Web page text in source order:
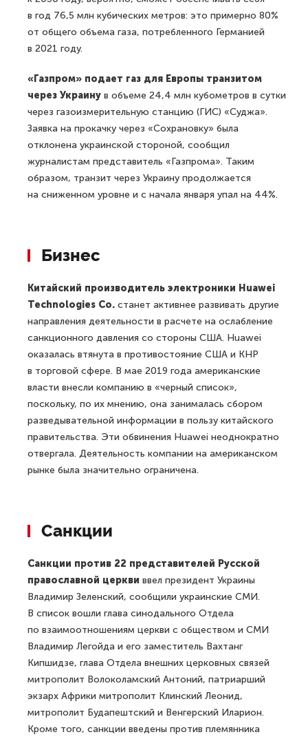
в год 76,5 млн кубических метров: это примерно 80%
от общего объема газа, потребленного Германией
в 2021 году.
«Газпром» подает газ для Европы транзитом
через Украину в объеме 24,4 млн кубометров в сутки
через газоизмерительную станцию (ГИС) «Суджа».
Заявка на прокачку через «Сохрановку» была
отклонена украинской стороной, сообщил
журналистам представитель «Газпрома». Таким
образом, транзит через Украину продолжается
на сниженном уровне и с начала января упал на 44%.
Бизнес
Китайский производитель электроники Huawei
Technologies Co. станет активнее развивать другие
направления деятельности в расчете на ослабление
санкционного давления со стороны США. Huawei
оказалась втянута в противостояние США и КНР
в торговой сфере. В мае 2019 года американские
власти внесли компанию в «черный список»,
поскольку, по их мнению, она занималась сбором
разведывательной информации в пользу китайского
правительства. Эти обвинения Huawei неоднократно
отвергала. Деятельность компании на американском
рынке была значительно ограничена.
Санкции
Санкции против 22 представителей Русской
православной церкви ввел президент Украины
Владимир Зеленский, сообщили украинские СМИ.
В список вошли глава синодального Отдела
по взаимоотношениям церкви с обществом и СМИ
Владимир Легойда и его заместитель Вахтанг
Кипшидзе, глава Отдела внешних церковных связей
митрополит Волоколамский Антоний, патриарший
экзарх Африки митрополит Клинский Леонид,
митрополит Будапештский и Венгерский Иларион.
Кроме того, санкции введены против племянника